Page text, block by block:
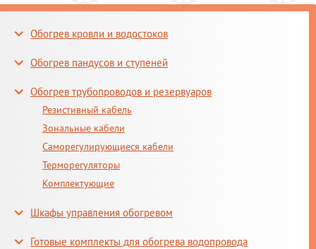
Обогрев кровли и водостоков
Обогрев пандусов и ступеней
Обогрев трубопроводов и резервуаров
Резистивный кабель
Зональные кабели
Саморегулирующиеся кабели
Терморегуляторы
Комплектующие
Шкафы управления обогревом
Готовые комплекты для обогрева водопровода